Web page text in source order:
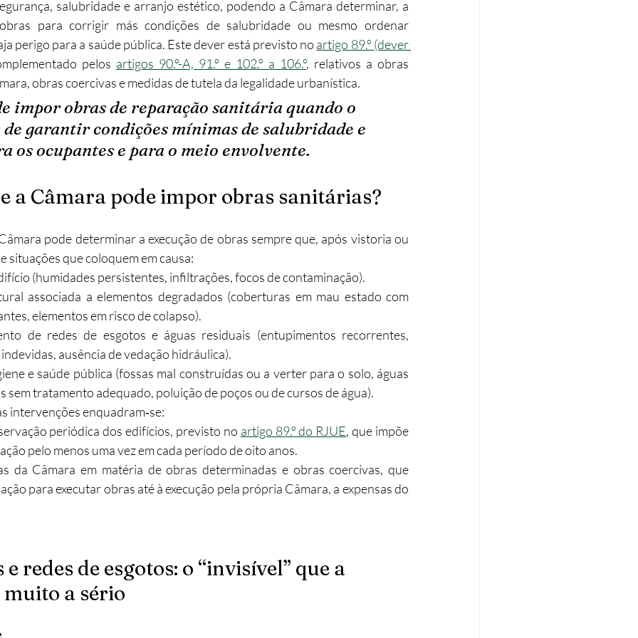
salubridade e arranjo estético, podendo a Câmara determinar, a
para corrigir más condições de salubridade ou mesmo ordenar
perigo para a saúde pública. ​Este dever está previsto no artigo 89.º (dever
pelos artigos 90.º-A, 91.º e 102.º a 106.º, relativos a obras
obras coercivas e medidas de tutela da legalidade urbanística.​
impor obras de reparação sanitária quando o
garantir condições mínimas de salubridade e
os ocupantes e para o meio envolvente.
a Câmara pode impor obras sanitárias?
pode determinar a execução de obras sempre que, após vistoria ou
situações que coloquem em causa:
(humidades persistentes, infiltrações, focos de contaminação).​
associada a elementos degradados (coberturas em mau estado com
elementos em risco de colapso).​
de redes de esgotos e águas residuais (entupimentos recorrentes,
ausência de vedação hidráulica).​
e saúde pública (fossas mal construídas ou a verter para o solo, águas
sem tratamento adequado, poluição de poços ou de cursos de água).​
intervenções enquadram‑se:
periódica dos edifícios, previsto no artigo 89.º do RJUE, que impõe
pelo menos uma vez em cada período de oito anos.​
da Câmara em matéria de obras determinadas e obras coercivas, que
para executar obras até à execução pela própria Câmara, a expensas do
redes de esgotos: o “invisível” que a
a sério